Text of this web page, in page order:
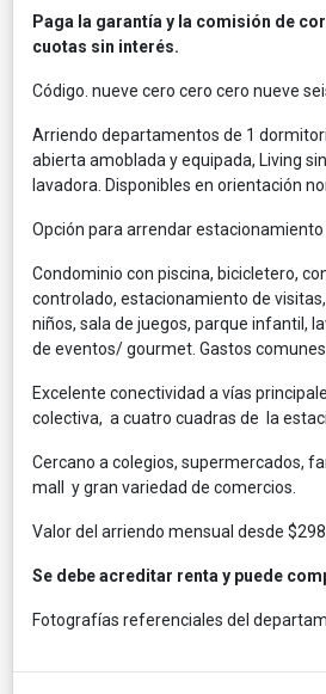
Paga la garantía y la comisión de
cuotas sin interés.
Código. nueve cero cero cero nueve
Arriendo departamentos de 1
abierta amoblada y equipada, Living
lavadora. Disponibles en orientación
Opción para arrendar estacionamiento
Condominio con piscina, bicicletero,
controlado, estacionamiento de
niños, sala de juegos, parque infantil,
de eventos/ gourmet. Gastos comunes
Excelente conectividad a vías
colectiva, a cuatro cuadras de la
Cercano a colegios, supermercados,
mall y gran variedad de comercios.
Valor del arriendo mensual desde
Se debe acreditar renta y puede
Fotografías referenciales del